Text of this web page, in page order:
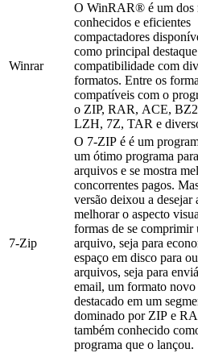
Winrar
O WinRAR® é um dos
conhecidos e eficientes
compactadores
como principal
compatibilidade com
formatos. Entre os
compatíveis com o
o ZIP, RAR, ACE,
LZH, 7Z, TAR e
7-Zip
O 7-ZIP é é um
um ótimo programa
arquivos e se mostra
concorrentes pagos.
versão deixou a desejar
melhorar o aspecto
formas de se comprimir
arquivo, seja para
espaço em disco para
arquivos, seja para
email, um formato novo
destacado em um
dominado por ZIP e
também conhecido
programa que o lançou.